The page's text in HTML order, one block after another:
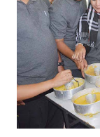
keluarga.
suasana yang
memungkinkan
lebih baik.
sarana untuk
dan memotivasi